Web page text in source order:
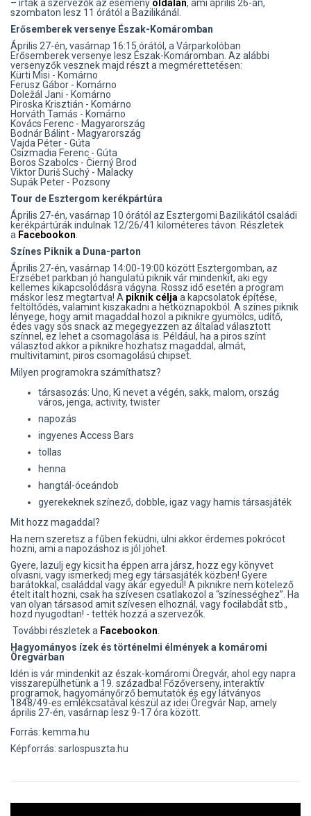
– írták a szervezők az esemény oldalán, ami április 26-án,
szombaton lesz 11 órától a Bazilikánál.
Erősemberek versenye Észak-Komáromban
Április 27-én, vasárnap 16:15 órától, a Várparkolóban
Erősemberek versenye lesz Észak-Komáromban. Az alábbi
versenyzők vesznek majd részt a megmérettetésen:
Kürti Misi - Komárno
Ferusz Gábor - Komárno
Doležál Jani - Komárno
Piroska Krisztián - Komárno
Horváth Tamás - Komárno
Kovács Ferenc - Magyarország
Bodnár Bálint - Magyarország
Vajda Péter - Gúta
Csizmadia Ferenc - Gúta
Boros Szabolcs - Čierný Brod
Viktor Duriš Suchý - Malacky
Supák Peter - Pozsony
Tour de Esztergom kerékpártúra
Április 27-én, vasárnap 10 órától az Esztergomi Bazilikától családi
kerékpártúrák indulnak 12/26/41 kilométeres távon. Részletek
a Facebookon
Színes Piknik a Duna-parton
Április 27-én, vasárnap 14:00-19:00 között Esztergomban, az
Erzsébet parkban jó hangulatú piknik vár mindenkit, aki egy
kellemes kikapcsolódásra vágyna. Rossz idő esetén a program
máskor lesz megtartva! A piknik célja a kapcsolatok építése,
feltöltődés, valamint kiszakadni a hétköznapokból. A színes piknik
lényege, hogy amit magaddal hozol a piknikre gyümölcs, üdítő,
édes vagy sós snack az megegyezzen az általad választott
színnel, ez lehet a csomagolása is. Például, ha a piros színt
választod akkor a piknikre hozhatsz magaddal, almát,
multivitamint, piros csomagolású chipset.
Milyen programokra számíthatsz?
társasozás: Uno, Ki nevet a végén, sakk, malom, ország
város, jenga, activity, twister
napozás
ingyenes Access Bars
tollas
henna
hangtál-óceándob
gyerekeknek színező, dobble, igaz vagy hamis társasjáték
Mit hozz magaddal?
Ha nem szeretsz a fűben feküdni, ülni akkor érdemes pokrócot
hozni, ami a napozáshoz is jól jöhet.
Gyere, lazulj egy kicsit ha éppen arra jársz, hozz egy könyvet
olvasni, vagy ismerkedj meg egy társasjáték közben! Gyere
barátokkal, családdal vagy akár egyedül! A piknikre nem kötelező
ételt italt hozni, csak ha szívesen csatlakozol a “színességhez”. Ha
van olyan társasod amit szívesen elhoznál, vagy focilabdát stb.,
hozd nyugodtan! - tették hozzá a szervezők.
További részletek a Facebookon
Hagyományos ízek és történelmi élmények a komáromi
Öregvárban
Idén is vár mindenkit az észak-komáromi Öregvár, ahol egy napra
visszarepülhetünk a 19. századba! Főzőverseny, interaktív
programok, hagyományőrző bemutatók és egy látványos
1848/49-es emlékcsatával készül az idei Öregvár Nap, amely
április 27-én, vasárnap lesz 9-17 óra között.
Forrás: kemma.hu
Képforrás: sarlospuszta.hu